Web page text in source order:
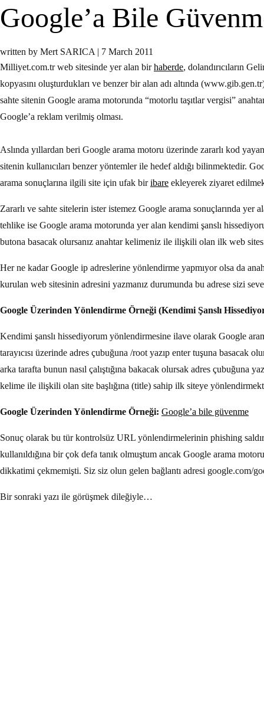
Google’a Bile
written by Mert SARICA | 7 March 2011
Milliyet.com.tr web sitesinde yer alan birhaberde, dolandırıcıların
kopyasını oluşturdukları ve benzer bir alan adı altında
sahte sitenin Google arama motorunda “motorlu taşıtlar vergisi”
Google’a reklam verilmiş olması.
Aslında yıllardan beri Google arama motoru üzerinde zararlı kod
sitenin kullanıcıları benzer yöntemler ile hedef aldığı bilinmektedir.
arama sonuçlarına ilgili site için ufak biribare ekleyerek ziyaret
Zararlı ve sahte sitelerin ister istemez Google arama sonuçlarında
tehlike ise Google arama motorunda yer alan kendimi şanslı
butona basacak olursanız anahtar kelimeniz ile ilişkili olan ilk web
Her ne kadar Google ip adreslerine yönlendirme yapmıyor olsa da
kurulan web sitesinin adresini yazmanız durumunda bu adrese sizi
Google Üzerinden Yönlendirme Örneği (Kendimi Şanslı
Kendimi şanslı hissediyorum yönlendirmesine ilave olarak Google
tarayıcısı üzerinde adres çubuğuna /root yazıp enter tuşuna
arka tarafta bunun nasıl çalıştığına bakacak olursak adres çubuğuna
kelime ile ilişkili olan site başlığına (title) sahip ilk siteye
Google Üzerinden Yönlendirme Örneği: Google’a bile güvenme
Sonuç olarak bu tür kontrolsüz URL yönlendirmelerinin phishing
kullanıldığına bir çok defa tanık olmuştum ancak Google arama
dikkatimi çekmemişti. Siz siz olun gelen bağlantı adresi google.com/
Bir sonraki yazı ile görüşmek dileğiyle…